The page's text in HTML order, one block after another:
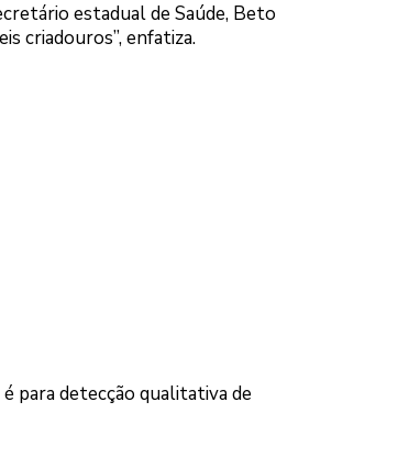
estadual de Saúde, Beto
criadouros”, enfatiza.
para detecção qualitativa de